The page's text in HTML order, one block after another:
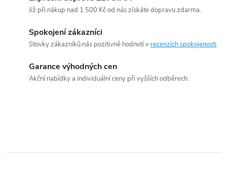
Již při nákup nad 1 500 Kč od nás získáte dopravu zdarma.
Spokojení zákazníci
Stovky zákazníků nás pozitivně hodnotí v recenzích spokojenosti.
Garance výhodných cen
Akční nabídky a individuální ceny při vyšších odběrech.